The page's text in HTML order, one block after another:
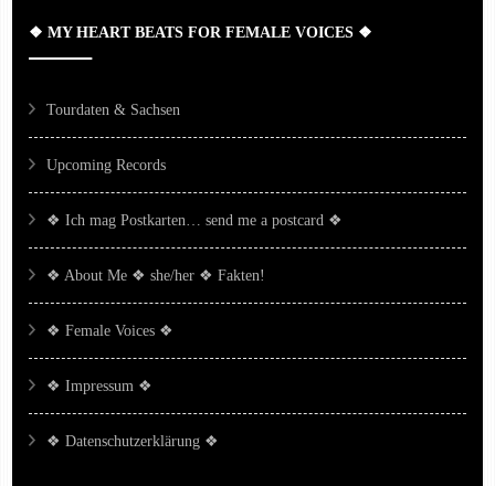
❖ MY HEART BEATS FOR FEMALE VOICES ❖
Tourdaten & Sachsen
Upcoming Records
❖ Ich mag Postkarten… send me a postcard ❖
❖ About Me ❖ she/her ❖ Fakten!
❖ Female Voices ❖
❖ Impressum ❖
❖ Datenschutzerklärung ❖